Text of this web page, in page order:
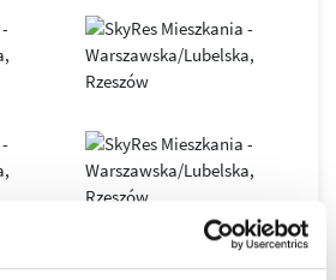
lokalizacji, SkyRes jest dziś jednym z
biznesowych w Rzeszowie oraz
do życia w dynamicznie
prestiżowa inwestycja, która
standardy w rzeszowskim
z najbardziej pożądanych